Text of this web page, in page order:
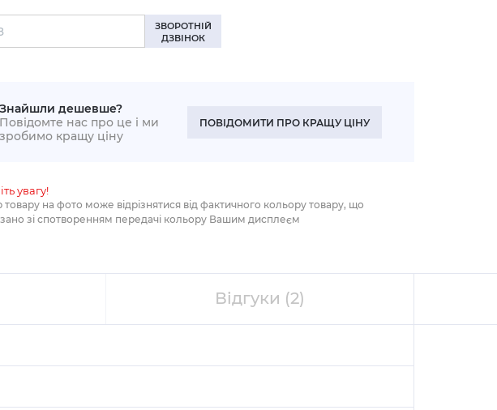
ЗВОРОТНІЙ
ДЗВІНОК
Знайшли дешевше?
Повідомте нас про це і ми
зробимо кращу ціну
ПОВІДОМИТИ ПРО КРАЩУ ЦІНУ
увагу!
товару на фото може відрізнятися від фактичного кольору товару, що
зі спотворенням передачі кольору Вашим дисплеєм
Відгуки (2)